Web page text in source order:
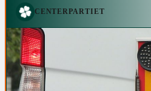
CENTERPARTIET